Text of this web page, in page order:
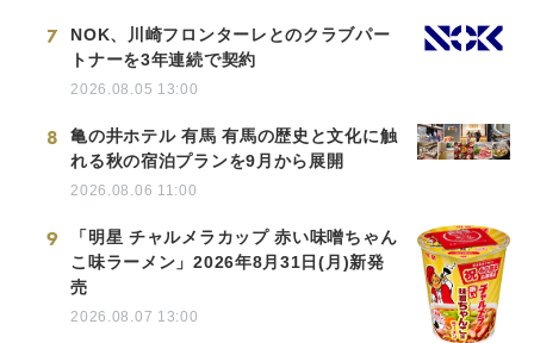
7
NOK、川崎フロンターレとのクラブパー
トナーを3年連続で契約
2026.08.05 13:00
8
亀の井ホテル 有馬 有馬の歴史と文化に触
れる秋の宿泊プランを9月から展開
2026.08.06 11:00
9
「明星 チャルメラカップ 赤い味噌ちゃん
こ味ラーメン」2026年8月31日(月)新発
売
2026.08.07 13:00